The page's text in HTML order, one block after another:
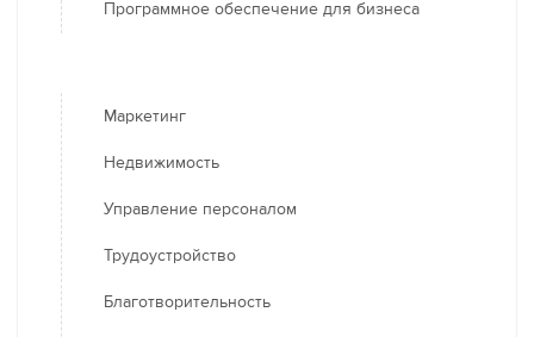
Программное обеспечение для бизнеса
Маркетинг
Недвижимость
Управление персоналом
Трудоустройство
Благотворительность